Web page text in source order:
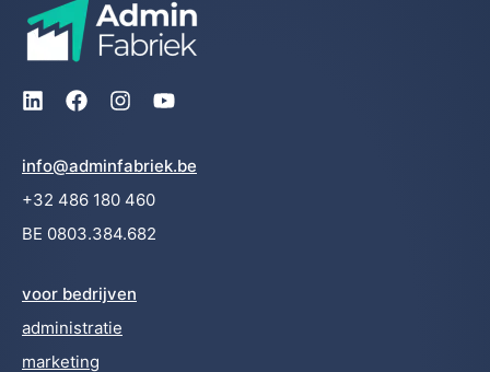
info@adminfabriek.be
+32 486 180 460
BE 0803.384.682
voor bedrijven
administratie
marketing